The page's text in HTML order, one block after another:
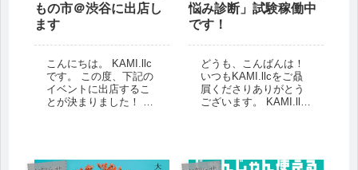
もの市＠渋谷に出店し
ます
こんにちは。 KAMI.llc
です。 この度、下記の
イベントに出店するこ
とが決まりました！ こ
す。 ぜひ会いにきてく
悩み診断」試験稼働中
です！
どうも、こんばんは！
いつもKAMI.llcをご贔
屓くださりありがとう
ございます。 KAMI.llc
て探せない」 というお